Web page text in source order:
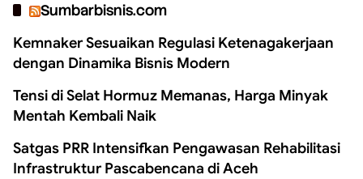
Sumbarbisnis.com
Kemnaker Sesuaikan Regulasi Ketenagakerjaan
dengan Dinamika Bisnis Modern
Tensi di Selat Hormuz Memanas, Harga Minyak
Mentah Kembali Naik
Satgas PRR Intensifkan Pengawasan Rehabilitasi
Infrastruktur Pascabencana di Aceh